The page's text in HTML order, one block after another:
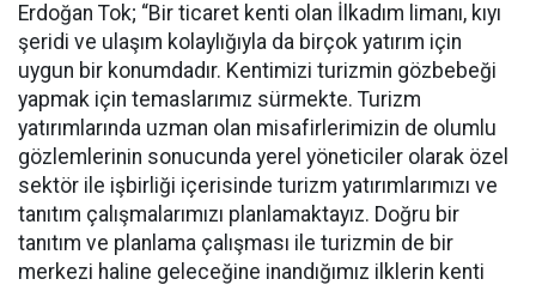
Erdoğan Tok; “Bir ticaret kenti olan İlkadım limanı, kıyı
şeridi ve ulaşım kolaylığıyla da birçok yatırım için
uygun bir konumdadır. Kentimizi turizmin gözbebeği
yapmak için temaslarımız sürmekte. Turizm
yatırımlarında uzman olan misafirlerimizin de olumlu
gözlemlerinin sonucunda yerel yöneticiler olarak özel
sektör ile işbirliği içerisinde turizm yatırımlarımızı ve
tanıtım çalışmalarımızı planlamaktayız. Doğru bir
tanıtım ve planlama çalışması ile turizmin de bir
merkezi haline geleceğine inandığımız ilklerin kenti